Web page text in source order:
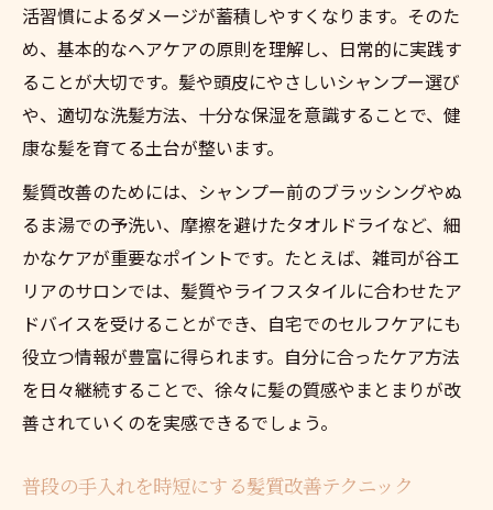
活習慣によるダメージが蓄積しやすくなります。そのた
め、基本的なヘアケアの原則を理解し、日常的に実践す
ることが大切です。髪や頭皮にやさしいシャンプー選び
や、適切な洗髪方法、十分な保湿を意識することで、健
康な髪を育てる土台が整います。
髪質改善のためには、シャンプー前のブラッシングやぬ
るま湯での予洗い、摩擦を避けたタオルドライなど、細
かなケアが重要なポイントです。たとえば、雑司が谷エ
リアのサロンでは、髪質やライフスタイルに合わせたア
ドバイスを受けることができ、自宅でのセルフケアにも
役立つ情報が豊富に得られます。自分に合ったケア方法
を日々継続することで、徐々に髪の質感やまとまりが改
善されていくのを実感できるでしょう。
普段の手入れを時短にする髪質改善テクニック